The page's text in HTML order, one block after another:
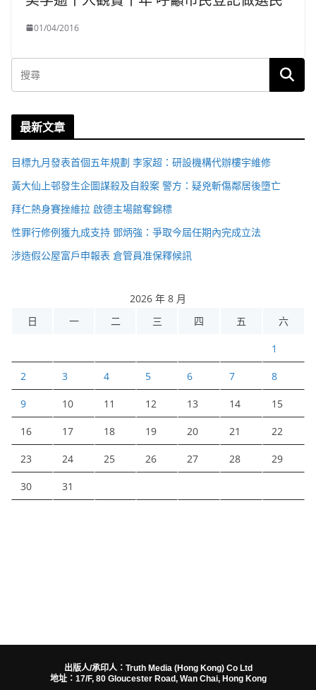
01/04/2016
最新文章
目標九月發表首個五年規劃 李家超：研設機構代辦樓宇維修
黃大仙上邨發生企圖謀殺及自殺案 警方：疑兇斬傷鄰居後墮亡
拜仁熱身賽挫維拉 啟德主場館奪錦標
性罪行修例獲九成支持 鄧炳強：爭取今屆任期內完成立法
涉造假公屋富戶申報表 倉管員准保釋候訊
2026 年 8 月
日
一 二 三 四 五 六
1
2 3 4 5 6 7 8
9 10 11 12 13 14 15
16 17 18 19 20 21 22
23 24 25 26 27 28 29
30 31
出版人/承印人：Truth Media (Hong Kong) Co Ltd
地址：17/F, 80 Gloucester Road, Wan Chai, Hong Kong